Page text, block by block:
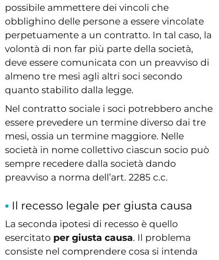
possibile ammettere dei vincoli che
obblighino delle persone a essere vincolate
perpetuamente a un contratto. In tal caso, la
volontà di non far più parte della società,
deve essere comunicata con un preavviso di
almeno tre mesi agli altri soci secondo
quanto stabilito dalla legge.
Nel contratto sociale i soci potrebbero anche
essere prevedere un termine diverso dai tre
mesi, ossia un termine maggiore. Nelle
società in nome collettivo ciascun socio può
sempre recedere dalla società dando
preavviso a norma dell’art. 2285 c.c.
Il recesso legale per giusta causa
La seconda ipotesi di recesso è quello
esercitato per giusta causa. Il problema
consiste nel comprendere cosa si intenda